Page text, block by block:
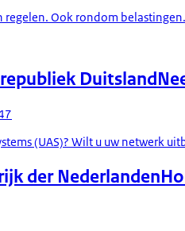
regelen. Ook rondom
Duitsland
(UAS)? Wilt u uw netwerk
der Nederlanden